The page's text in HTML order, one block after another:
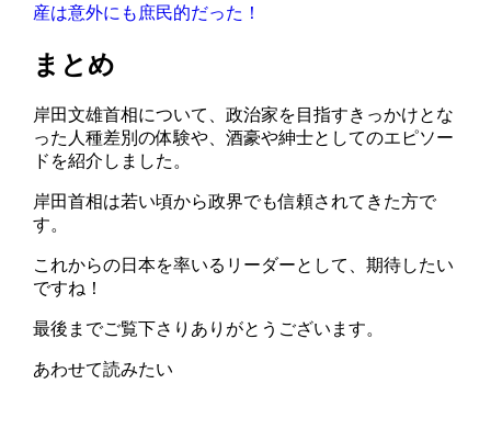
産は意外にも庶民的だった！
まとめ
岸田文雄首相について、政治家を目指すきっかけとな
った人種差別の体験や、酒豪や紳士としてのエピソー
ドを紹介しました。
岸田首相は若い頃から政界でも信頼されてきた方で
す。
これからの日本を率いるリーダーとして、期待したい
ですね！
最後までご覧下さりありがとうございます。
あわせて読みたい